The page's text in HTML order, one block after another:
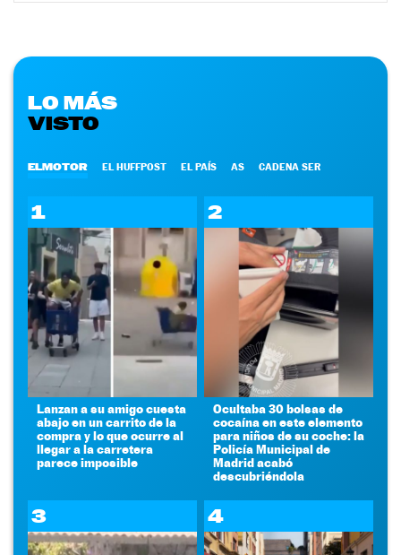
LO MÁS
VISTO
ELMOTOR EL HUFFPOST EL PAÍS AS CADENA SER
1
Lanzan a su amigo cuesta
abajo en un carrito de la
compra y lo que ocurre al
llegar a la carretera
parece imposible
2
Ocultaba 30 bolsas de
cocaína en este elemento
para niños de su coche: la
Policía Municipal de
Madrid acabó
descubriéndola
3 4